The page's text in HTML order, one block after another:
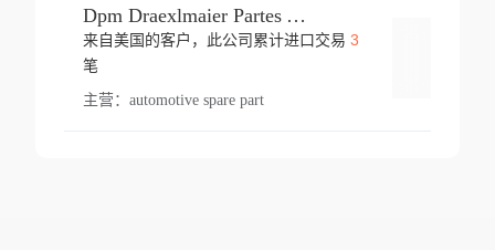
Dpm Draexlmaier Partes Automotrices Corr Ind Huejotzingo
来自美国的客户，此公司累计进口交易 3
笔
主营： automotive spare part